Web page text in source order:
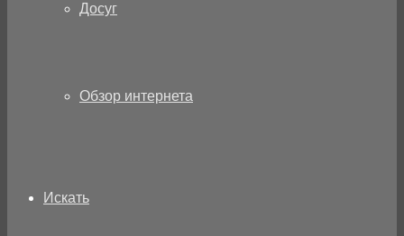
Досуг
Обзор интернета
Искать